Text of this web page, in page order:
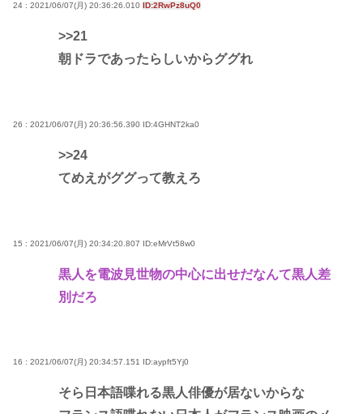
24 : 2021/06/07(月) 20:36:26.010 ID:2RwPz8uQ0
>>21
朝ドラであったらしいからググれ
26 : 2021/06/07(月) 20:36:56.390 ID:4GHNT2ka0
>>24
てめえがググって教えろ
15 : 2021/06/07(月) 20:34:20.807 ID:eMrVt58w0
黒人を電波見世物の中心に出せだなんて黒人差
別だろ
16 : 2021/06/07(月) 20:34:57.151 ID:aypft5Yj0
そら日本語喋れる黒人俳優が居ないからな